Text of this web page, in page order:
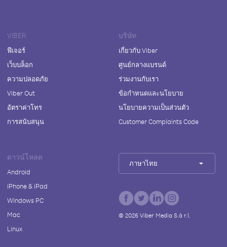
VIBER
ฟีเจอร์
เว็บบล็อก
ความปลอดภัย
Viber Out
อัตราค่าโทร
การสนับสนุน
บริษัท
เกี่ยวกับ Viber
ศูนย์กลางแบรนด์
ร่วมงานกับเรา
ข้อกำหนดและนโยบาย
นโยบายความเป็นส่วนตัว
Customer Complaints Code
ดาวน์โหลด
Android
iPhone & iPad
Windows PC
Mac
Linux
ภาษาไทย
© 2026Viber Media S.à r.l.